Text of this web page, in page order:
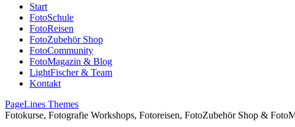
Start
FotoSchule
FotoReisen
FotoZubehör Shop
FotoCommunity
FotoMagazin & Blog
LightFischer & Team
Kontakt
PageLines Themes
Fotokurse, Fotografie Workshops, Fotoreisen, FotoZubehör Shop &